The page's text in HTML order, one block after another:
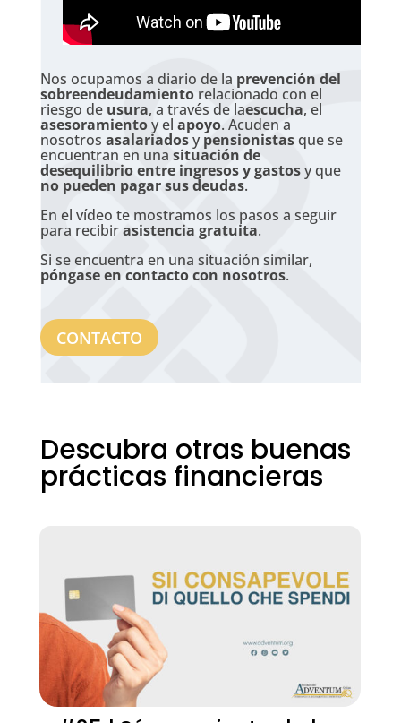
Nos ocupamos a diario de la prevención del
sobreendeudamientorelacionado con el
riesgo de usura, a través de laescucha, el
asesoramientoy el apoyo. Acuden a
nosotros asalariadosy pensionistasque se
encuentran en una situación de
desequilibrio entre ingresos y gastosy que
no pueden pagar sus deudas.
En el vídeo te mostramos los pasos a seguir
para recibirasistencia gratuita.
Si se encuentra en una situación similar,
póngase en contacto con nosotros.
CONTACTO
Descubra otras buenas
prácticas financieras